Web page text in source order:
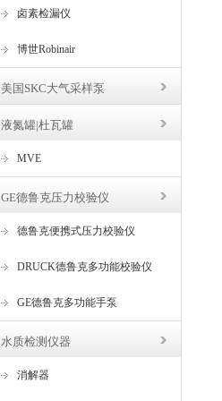
卤素检漏仪
博世Robinair
美国SKC大气采样泵
液氮罐|杜瓦罐
MVE
GE德鲁克压力校验仪
德鲁克便携式压力校验仪
DRUCK德鲁克多功能校验仪
GE德鲁克多功能手泵
水质检测仪器
消解器